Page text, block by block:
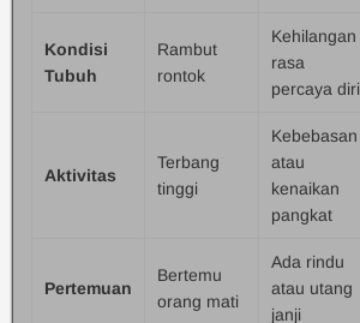
Kondisi
Tubuh
Rambut
rontok
Kehilangan
rasa
percaya diri
Aktivitas
Terbang
tinggi
Kebebasan
atau
kenaikan
pangkat
Pertemuan
Bertemu
orang mati
Ada rindu
atau utang
janji